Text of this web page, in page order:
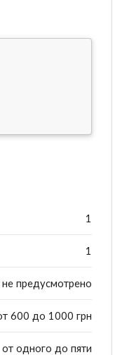
1
1
предусмотрено
600 до 1000 грн
от одного до пяти